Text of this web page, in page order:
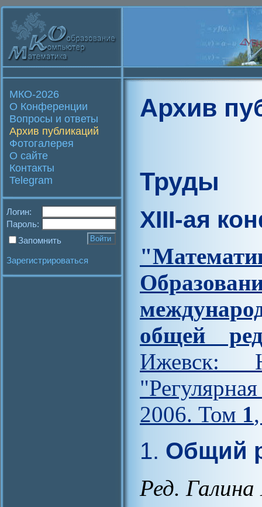
МКО-2026
О Конференции
Вопросы и ответы
Архив публикаций
Фотогалерея
О сайте
Контакты
Telegram
Логин:
Пароль:
Запомнить
Зарегистрироваться
Архив
Труды
XIII-ая
общей
Ижевск:
2006. Том 1
1. Общий
Ред.